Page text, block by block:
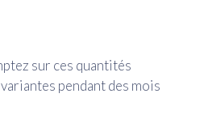
sur ces quantités
pendant des mois